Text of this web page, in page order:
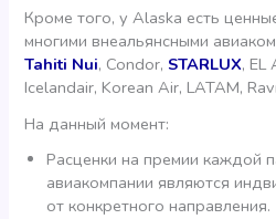
Кроме того, у Alaska есть
многими внеальянсными
Tahiti Nui, Condor, STARLUX, EL
Icelandair, Korean Air, LATAM,
На данный момент:
Расценки на премии каждой
авиакомпании являются
от конкретного направления.